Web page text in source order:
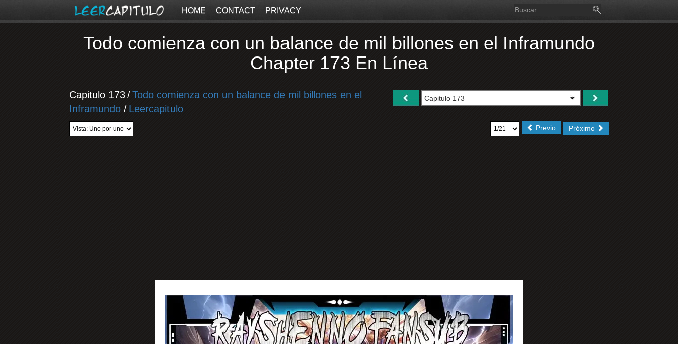
HOME CONTACT PRIVACY
Todo comienza con un balance de mil billones en el Inframundo
Chapter 173 En Línea
Capitulo 173/Todo comienza con un balance de mil billones en el
Inframundo / Leercapitulo
Próximo
Previo